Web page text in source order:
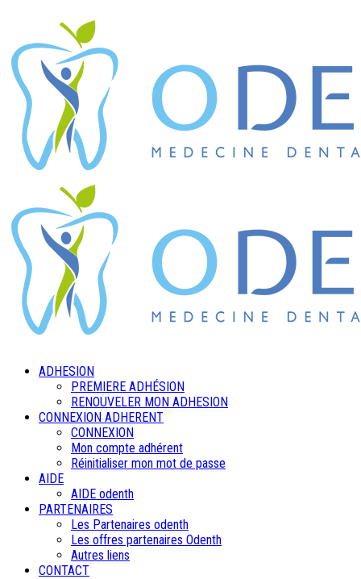
ADHESION
PREMIERE ADHÉSION
RENOUVELER MON ADHESION
CONNEXION ADHERENT
CONNEXION
Mon compte adhérent
Réinitialiser mon mot de passe
AIDE
AIDE odenth
PARTENAIRES
Les Partenaires odenth
Les offres partenaires Odenth
Autres liens
CONTACT